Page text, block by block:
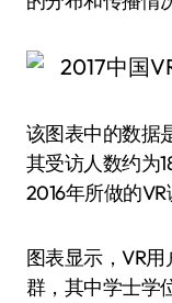
该图表中的数据
其受访人数约为
2016年所做的
图表显示，VR
群，其中学士学